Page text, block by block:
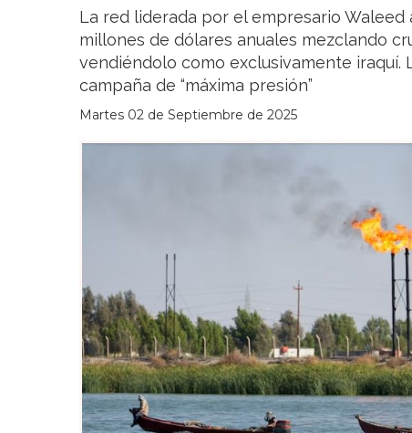
La red liderada por el empresario Waleed
millones de dólares anuales mezclando
vendiéndolo como exclusivamente iraquí.
campaña de “máxima presión”
Martes 02 de Septiembre de 2025